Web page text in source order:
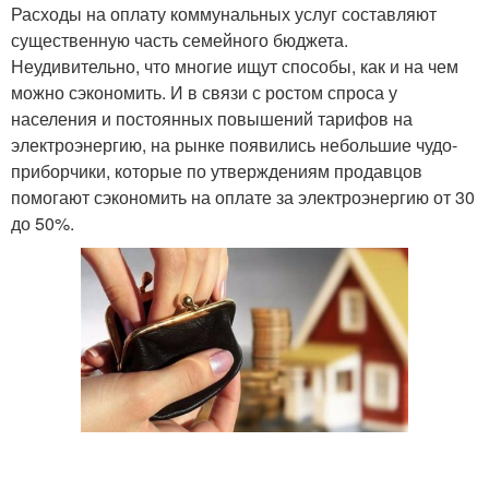
Расходы на оплату коммунальных услуг составляют
существенную часть семейного бюджета.
Неудивительно, что многие ищут способы, как и на чем
можно сэкономить. И в связи с ростом спроса у
населения и постоянных повышений тарифов на
электроэнергию, на рынке появились небольшие чудо-
приборчики, которые по утверждениям продавцов
помогают сэкономить на оплате за электроэнергию от 30
до 50%.